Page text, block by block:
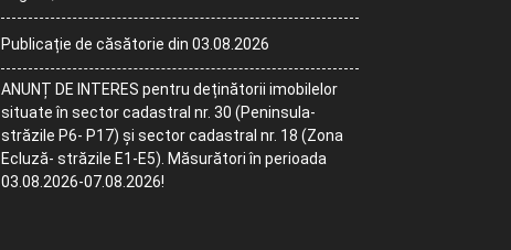
Publicație de căsătorie din 03.08.2026
ANUNȚ DE INTERES pentru deținătorii imobilelor
situate în sector cadastral nr. 30 (Peninsula-
străzile P6- P17) și sector cadastral nr. 18 (Zona
Ecluză- străzile E1-E5). Măsurători în perioada
03.08.2026-07.08.2026!